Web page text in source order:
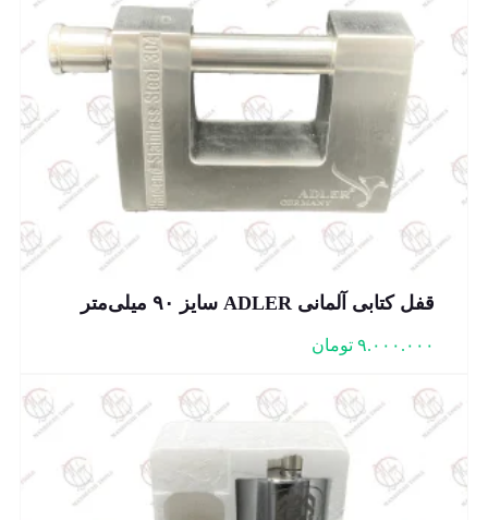
قفل کتابی آلمانی ADLER سایز ۹۰ میلی‌متر
۹.۰۰۰.۰۰۰ تومان